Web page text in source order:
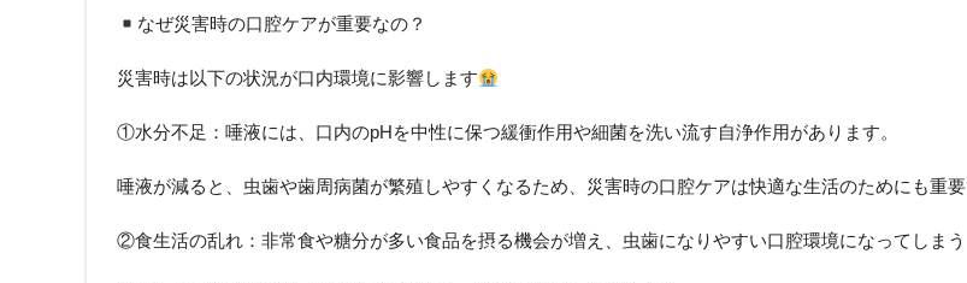
なぜ災害時の口腔ケアが重要なの？
災害時は以下の状況が口内環境に影響します
①水分不足：唾液には、口内のpHを中性に保つ緩衝作用や細菌を洗い流す自浄作用があります。
唾液が減ると、虫歯や歯周病菌が繁殖しやすくなるため、災害時の口腔ケアは快適な生活のためにも重
②食生活の乱れ：非常食や糖分が多い食品を摂る機会が増え、虫歯になりやすい口腔環境になってしまう